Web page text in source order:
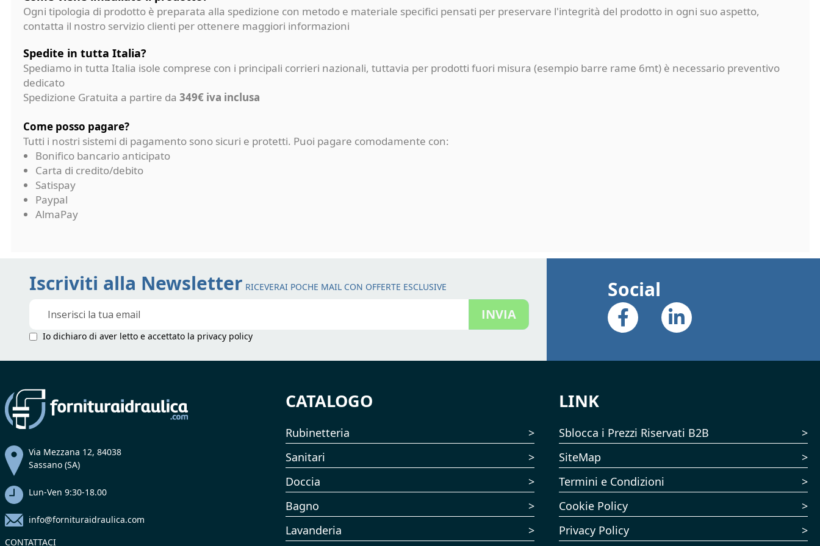
Ogni tipologia di prodotto è preparata alla spedizione con metodo e materiale specifici pensati per preservare l'integrità del prodotto in ogni suo aspetto,
contatta il nostro servizio clienti per ottenere maggiori informazioni
Spedite in tutta Italia?
Spediamo in tutta Italia isole comprese con i principali corrieri nazionali, tuttavia per prodotti fuori misura (esempio barre rame 6mt) è necessario preventivo
dedicato
Spedizione Gratuita a partire da 349€ iva inclusa
Come posso pagare?
Tutti i nostri sistemi di pagamento sono sicuri e protetti. Puoi pagare comodamente con:
Bonifico bancario anticipato
Carta di credito/debito
Satispay
Paypal
AlmaPay
Iscriviti alla Newsletter RICEVERAI POCHE MAIL CON OFFERTE ESCLUSIVE
Newsletter:
INVIA
Io dichiaro di aver letto e accettato la privacy policy
Social
Via Mezzana 12, 84038
Sassano (SA)
Lun-Ven 9:30-18.00
info@fornituraidraulica.com
CONTATTACI
CATALOGO
Rubinetteria
Sanitari
Doccia
Bagno
Lavanderia
LINK
Sblocca i Prezzi Riservati B2B
SiteMap
Termini e Condizioni
Cookie Policy
Privacy Policy